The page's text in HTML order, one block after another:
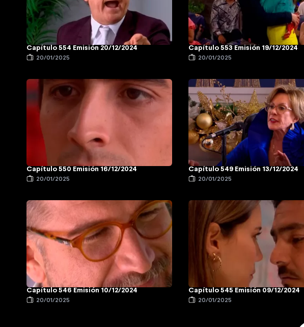
Capítulo 554 Emisión 20/12/2024
20/01/2025
Capítulo 553 Emisión 19/12/2024
20/01/2025
Capítulo 550 Emisión 16/12/2024
20/01/2025
Capítulo 549 Emisión 13/12/2024
20/01/2025
Capítulo 546 Emisión 10/12/2024
20/01/2025
Capítulo 545 Emisión 09/12/2024
20/01/2025